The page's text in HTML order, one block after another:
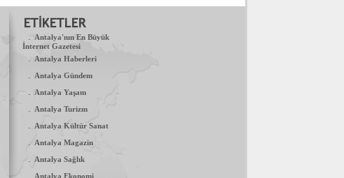
. Antalya'nın En Büyük
İnternet Gazetesi
. Antalya Haberleri
. Antalya Gündem
. Antalya Yaşam
. Antalya Turizm
. Antalya Kültür Sanat
. Antalya Magazin
. Antalya Sağlık
Antalya Ekonomi